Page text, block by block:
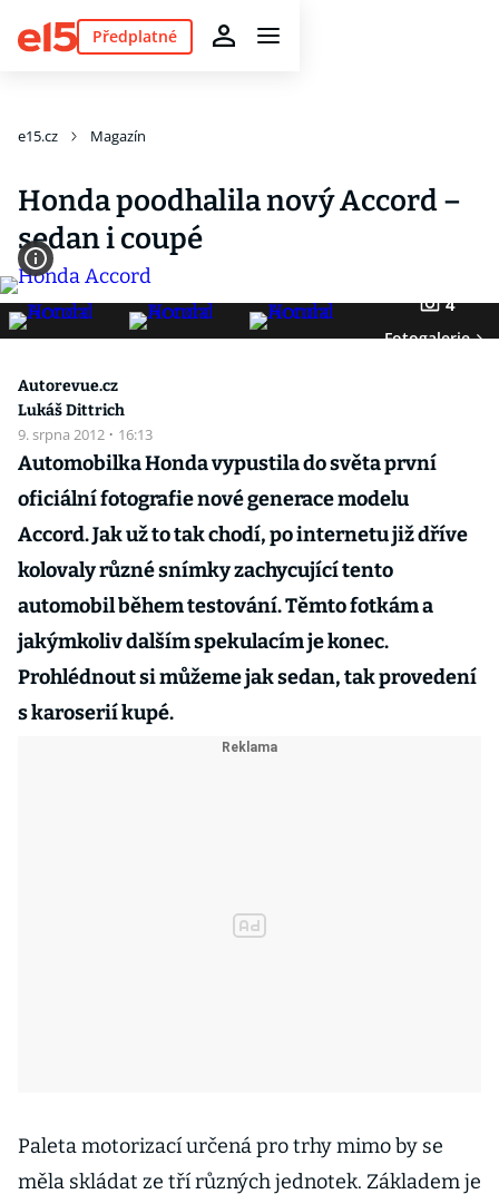
Předplatné
e15.cz Magazín
Honda poodhalila nový Accord –
sedan i coupé
4
Fotogalerie
Autorevue.cz
Lukáš Dittrich
9. srpna 2012 · 16:13
Automobilka Honda vypustila do světa první
oficiální fotografie nové generace modelu
Accord. Jak už to tak chodí, po internetu již dříve
kolovaly různé snímky zachycující tento
automobil během testování. Těmto fotkám a
jakýmkoliv dalším spekulacím je konec.
Prohlédnout si můžeme jak sedan, tak provedení
s karoserií kupé.
Paleta motorizací určená pro trhy mimo by se
měla skládat ze tří různých jednotek. Základem je